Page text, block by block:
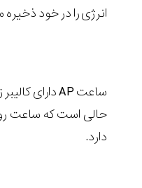
انرژی را در خود
ساعتAPدارای
حالی است که ساعت
دارد.